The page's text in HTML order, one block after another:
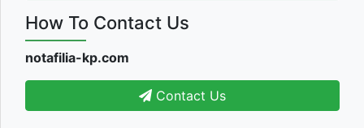
How To Contact Us
notafilia-kp.com
Contact Us